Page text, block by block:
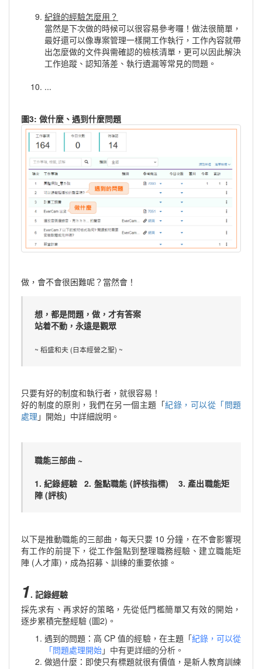
紀錄的經驗怎麼用？
當然是下次做的時候可以很容易參考囉！做法很簡單，
最好還可以像專案管理一樣開工作執行，工作內容就帶
出怎麼做的文件與需確認的檢核清單，更可以因此解決
工作追蹤、認知落差、執行遺漏等常見的問題。
...
圖3: 做什麼、遇到什麼問題
做，會不會很困難呢？當然會！
想，都是問題，做，才有答案
站着不動，永遠是觀眾
~ 稻盛和夫 (日本經營之聖) ~
只要有好的制度和執行者，就很容易！
好的制度的原則，我們在另一個主題「紀錄，可以從「問題
處理 」開始」中詳細說明。
職能三部曲 ~
1. 紀錄經驗 2. 盤點職能 (評核指標) 3. 產出職能矩
陣 (評核)
以下是推動職能的三部曲，每天只要 10 分鐘，在不會影響現
有工作的前提下，從工作盤點到整理職務經驗、建立職能矩
陣 (人才庫)，成為招募、訓練的重要依據。
1. 記錄經驗
採先求有、再求好的策略，先從低門檻簡單又有效的開始，
逐步累積完整經驗 (圖2)。
遇到的問題：高 CP 值的經驗，在主題「紀錄，可以從
「問題處理開始」中有更詳細的分析。
做過什麼：即使只有標題就很有價值，是新人教育訓練